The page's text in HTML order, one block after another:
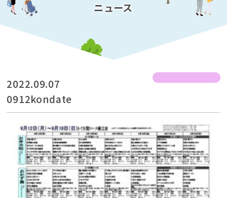
ニュース
2022.09.07
0912kondate